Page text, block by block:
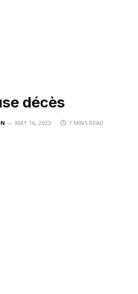
décès
MAY 16, 2023 7 MINS READ